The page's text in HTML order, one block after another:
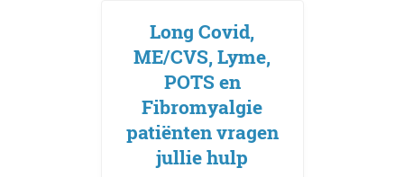
Long Covid,
ME/CVS, Lyme,
POTS en
Fibromyalgie
patiënten vragen
jullie hulp